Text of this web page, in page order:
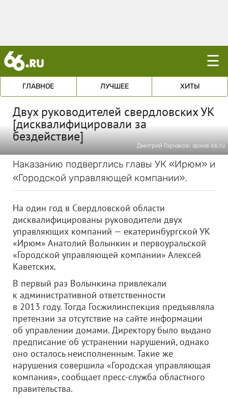
☰
ГЛАВНОЕ ЛУЧШЕЕ ХИТЫ
Двух руководителей свердловских УК
[дисквалифицировали за
бездействие]
Дмитрий Горчаков; архив 66.ru
Наказанию подверглись главы УК «Ирюм» и
«Городской управляющей компании».
На один год в Свердловской области
дисквалифицированы руководители двух
управляющих компаний — екатеринбургской УК
«Ирюм» Анатолий Волынкин и первоуральской
«Городской управляющей компании» Алексей
Каветских.
В первый раз Волынкина привлекали
к административной ответственности
в 2013 году. Тогда Госжилинспекция предъявляла
претензии за отсутствие на сайте информации
об управлении домами. Директору было выдано
предписание об устранении нарушений, однако
оно осталось неисполненным. Такие же
нарушения совершила «Городская управляющая
компания», сообщает пресс-служба областного
правительства.